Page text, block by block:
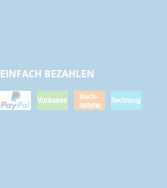
EINFACH BEZAHLEN